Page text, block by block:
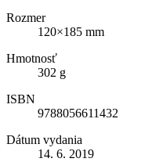
Rozmer
120×185 mm
Hmotnosť
302 g
ISBN
9788056611432
Dátum vydania
14. 6. 2019